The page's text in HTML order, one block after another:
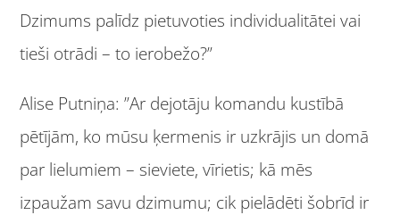
Dzimums palīdz pietuvoties individualitātei vai
tieši otrādi – to ierobežo?”
Alise Putniņa: ”Ar dejotāju komandu kustībā
pētījām, ko mūsu ķermenis ir uzkrājis un domā
par lielumiem – sieviete, vīrietis; kā mēs
izpaužam savu dzimumu; cik pielādēti šobrīd ir